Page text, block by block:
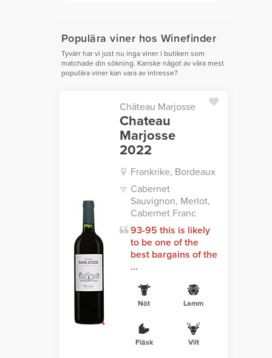
Populära viner hos Winefinder
Tyvärr har vi just nu inga viner i butiken som
matchade din sökning. Kanske något av våra mest
populära viner kan vara av intresse?
Château Marjosse
Chateau
Marjosse
2022
Frankrike, Bordeaux
Cabernet
Sauvignon, Merlot,
Cabernet Franc
93-95 this is likely
to be one of the
best bargains of the
...
Nöt Lamm
Fläsk Vilt